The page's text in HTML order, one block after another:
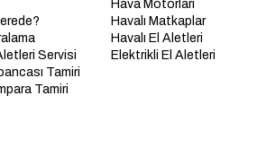
Servisi
Tamiri
Tamiri
Hava Motorları
Havalı Matkaplar
Havalı El Aletleri
Elektrikli El Aletleri